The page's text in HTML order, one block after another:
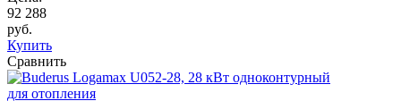
92 288
руб.
Купить
Сравнить